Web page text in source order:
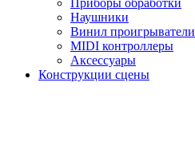
Наушники
Винил проигрыватели
MIDI контроллеры
Аксессуары
Конструкции сцены